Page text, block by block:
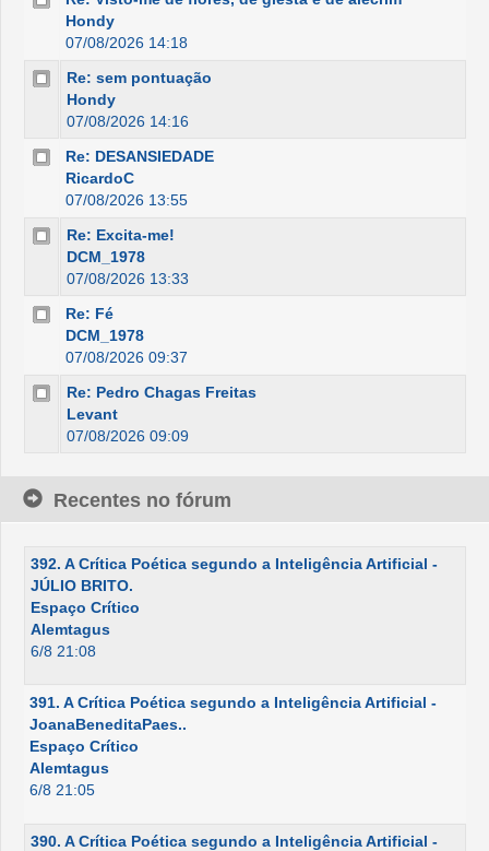
Hondy
07/08/2026 14:18
Re: sem pontuação
Hondy
07/08/2026 14:16
Re: DESANSIEDADE
RicardoC
07/08/2026 13:55
Re: Excita-me!
DCM_1978
07/08/2026 13:33
Re: Fé
DCM_1978
07/08/2026 09:37
Re: Pedro Chagas Freitas
Levant
07/08/2026 09:09
Recentes no fórum
392. A Crítica Poética segundo a Inteligência Artificial -
JÚLIO BRITO.
Espaço Crítico
Alemtagus
6/8 21:08
391. A Crítica Poética segundo a Inteligência Artificial -
JoanaBeneditaPaes..
Espaço Crítico
Alemtagus
6/8 21:05
390. A Crítica Poética segundo a Inteligência Artificial -